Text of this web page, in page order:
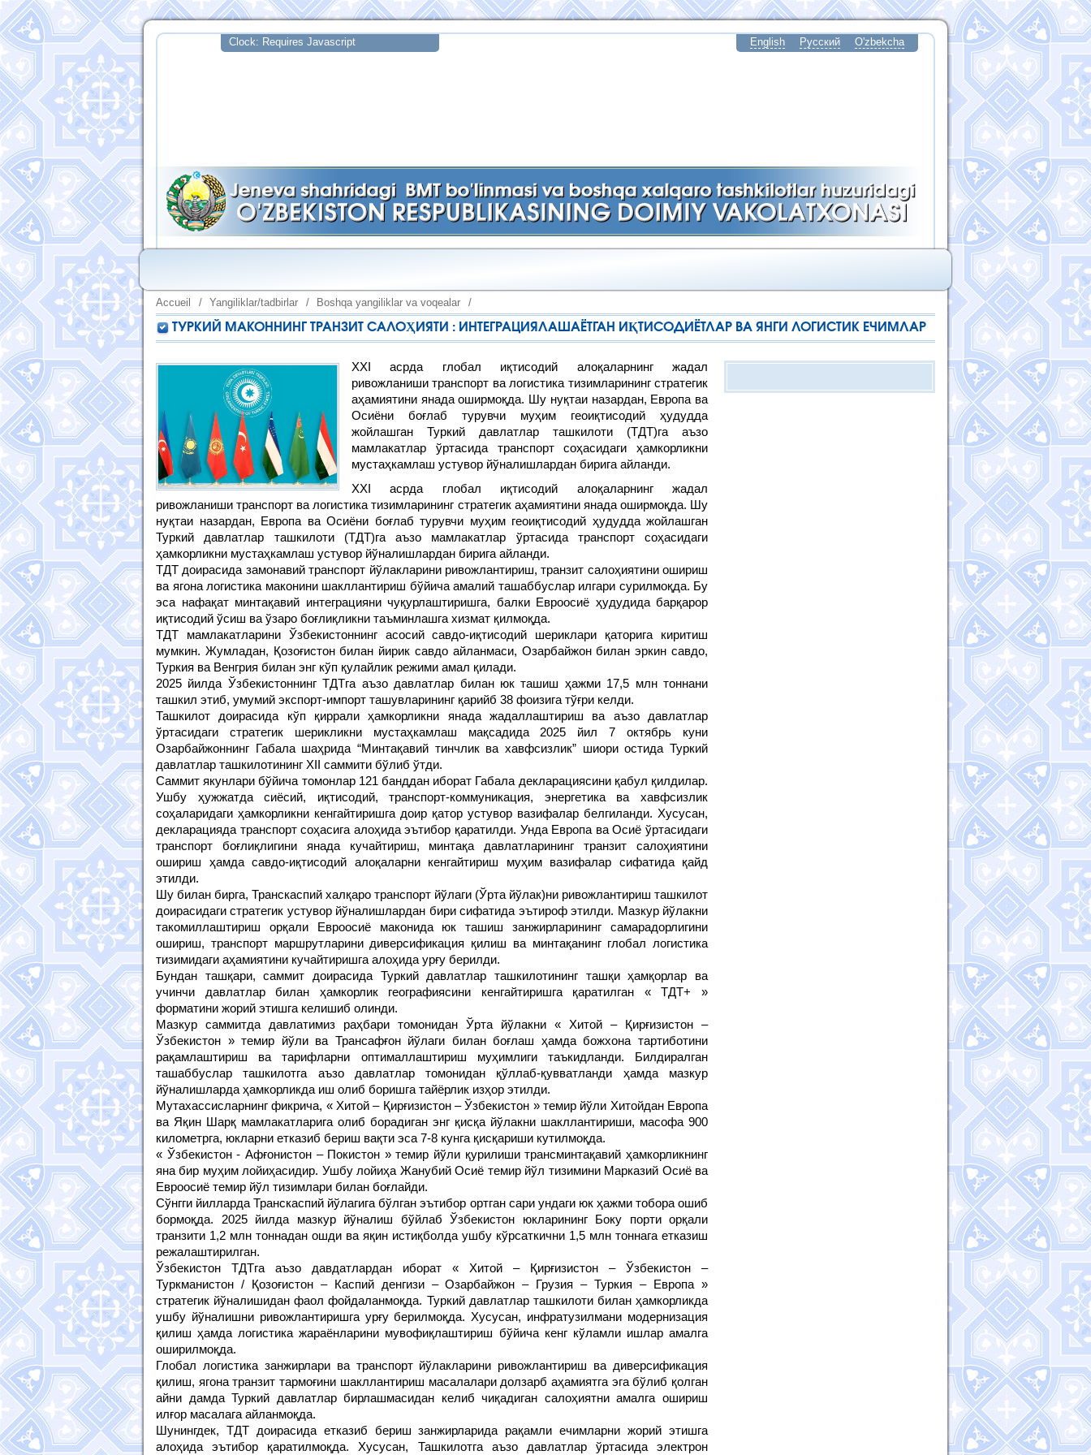
English Русский O'zbekcha
Accueil / Yangiliklar/tadbirlar / Boshqa yangiliklar va voqealar /
ТУРКИЙ МАКОННИНГ ТРАНЗИТ САЛОҲИЯТИ : ИНТЕГРАЦИЯЛАШАЁТГАН ИҚТИСОДИЁТЛАР ВА ЯНГИ ЛОГИСТИК ЕЧИМЛАР
XXI асрда глобал иқтисодий алоқаларнинг жадал
ривожланиши транспорт ва логистика тизимларининг стратегик
аҳамиятини янада оширмоқда. Шу нуқтаи назардан, Европа ва
Осиёни боғлаб турувчи муҳим геоиқтисодий ҳудудда
жойлашган Туркий давлатлар ташкилоти (ТДТ)га аъзо
мамлакатлар ўртасида транспорт соҳасидаги ҳамкорликни
мустаҳкамлаш устувор йўналишлардан бирига айланди.
XXI асрда глобал иқтисодий алоқаларнинг жадал
ривожланиши транспорт ва логистика тизимларининг стратегик аҳамиятини янада оширмоқда. Шу
нуқтаи назардан, Европа ва Осиёни боғлаб турувчи муҳим геоиқтисодий ҳудудда жойлашган
Туркий давлатлар ташкилоти (ТДТ)га аъзо мамлакатлар ўртасида транспорт соҳасидаги
ҳамкорликни мустаҳкамлаш устувор йўналишлардан бирига айланди.
ТДТ доирасида замонавий транспорт йўлакларини ривожлантириш, транзит салоҳиятини ошириш
ва ягона логистика маконини шакллантириш бўйича амалий ташаббуслар илгари сурилмоқда. Бу
эса нафақат минтақавий интеграцияни чуқурлаштиришга, балки Евроосиё ҳудудида барқарор
иқтисодий ўсиш ва ўзаро боғлиқликни таъминлашга хизмат қилмоқда.
ТДТ мамлакатларини Ўзбекистоннинг асосий савдо-иқтисодий шериклари қаторига киритиш
мумкин. Жумладан, Қозоғистон билан йирик савдо айланмаси, Озарбайжон билан эркин савдо,
Туркия ва Венгрия билан энг кўп қулайлик режими амал қилади.
2025 йилда Ўзбекистоннинг ТДТга аъзо давлатлар билан юк ташиш ҳажми 17,5 млн тоннани
ташкил этиб, умумий экспорт-импорт ташувларининг қарийб 38 фоизига тўғри келди.
Ташкилот доирасида кўп қиррали ҳамкорликни янада жадаллаштириш ва аъзо давлатлар
ўртасидаги стратегик шерикликни мустаҳкамлаш мақсадида 2025 йил 7 октябрь куни
Озарбайжоннинг Габала шаҳрида “Минтақавий тинчлик ва хавфсизлик” шиори остида Туркий
давлатлар ташкилотининг XII саммити бўлиб ўтди.
Саммит якунлари бўйича томонлар 121 банддан иборат Габала декларациясини қабул қилдилар.
Ушбу ҳужжатда сиёсий, иқтисодий, транспорт-коммуникация, энергетика ва хавфсизлик
соҳаларидаги ҳамкорликни кенгайтиришга доир қатор устувор вазифалар белгиланди. Хусусан,
декларацияда транспорт соҳасига алоҳида эътибор қаратилди. Унда Европа ва Осиё ўртасидаги
транспорт боғлиқлигини янада кучайтириш, минтақа давлатларининг транзит салоҳиятини
ошириш ҳамда савдо-иқтисодий алоқаларни кенгайтириш муҳим вазифалар сифатида қайд
этилди.
Шу билан бирга, Транскаспий халқаро транспорт йўлаги (Ўрта йўлак)ни ривожлантириш ташкилот
доирасидаги стратегик устувор йўналишлардан бири сифатида эътироф этилди. Мазкур йўлакни
такомиллаштириш орқали Евроосиё маконида юк ташиш занжирларининг самарадорлигини
ошириш, транспорт маршрутларини диверсификация қилиш ва минтақанинг глобал логистика
тизимидаги аҳамиятини кучайтиришга алоҳида урғу берилди.
Бундан ташқари, саммит доирасида Туркий давлатлар ташкилотининг ташқи ҳамқорлар ва
учинчи давлатлар билан ҳамкорлик географиясини кенгайтиришга қаратилган « ТДТ+ »
форматини жорий этишга келишиб олинди.
Мазкур саммитда давлатимиз раҳбари томонидан Ўрта йўлакни « Хитой – Қирғизистон –
Ўзбекистон » темир йўли ва Трансафғон йўлаги билан боғлаш ҳамда божхона тартиботини
рақамлаштириш ва тарифларни оптималлаштириш муҳимлиги таъкидланди. Билдиралган
ташаббуслар ташкилотга аъзо давлатлар томонидан қўллаб-қувватланди ҳамда мазкур
йўналишларда ҳамкорликда иш олиб боришга тайёрлик изҳор этилди.
Мутахассисларнинг фикрича, « Хитой – Қирғизистон – Ўзбекистон » темир йўли Хитойдан Европа
ва Яқин Шарқ мамлакатларига олиб борадиган энг қисқа йўлакни шакллантириши, масофа 900
километрга, юкларни етказиб бериш вақти эса 7-8 кунга қисқариши кутилмоқда.
« Ўзбекистон - Афғонистон – Покистон » темир йўли қурилиши трансминтақавий ҳамкорликнинг
яна бир муҳим лойиҳасидир. Ушбу лойиҳа Жанубий Осиё темир йўл тизимини Марказий Осиё ва
Евроосиё темир йўл тизимлари билан боғлайди.
Сўнгги йилларда Транскаспий йўлагига бўлган эътибор ортган сари ундаги юк ҳажми тобора ошиб
бормоқда. 2025 йилда мазкур йўналиш бўйлаб Ўзбекистон юкларининг Боку порти орқали
транзити 1,2 млн тоннадан ошди ва яқин истиқболда ушбу кўрсаткични 1,5 млн тоннага етказиш
режалаштирилган.
Ўзбекистон ТДТга аъзо давдатлардан иборат « Хитой – Қирғизистон – Ўзбекистон –
Туркманистон / Қозоғистон – Каспий денгизи – Озарбайжон – Грузия – Туркия – Европа »
стратегик йўналишидан фаол фойдаланмоқда. Туркий давлатлар ташкилоти билан ҳамкорликда
ушбу йўналишни ривожлантиришга урғу берилмоқда. Хусусан, инфратузилмани модернизация
қилиш ҳамда логистика жараёнларини мувофиқлаштириш бўйича кенг кўламли ишлар амалга
оширилмоқда.
Глобал логистика занжирлари ва транспорт йўлакларини ривожлантириш ва диверсификация
қилиш, ягона транзит тармоғини шакллантириш масалалари долзарб аҳамиятга эга бўлиб қолган
айни дамда Туркий давлатлар бирлашмасидан келиб чиқадиган салоҳиятни амалга ошириш
илғор масалага айланмоқда.
Шунингдек, ТДТ доирасида етказиб бериш занжирларида рақамли ечимларни жорий этишга
алоҳида эътибор қаратилмоқда. Хусусан, Ташкилотга аъзо давлатлар ўртасида электрон